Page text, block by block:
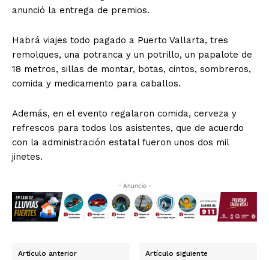
anunció la entrega de premios.
Habrá viajes todo pagado a Puerto Vallarta, tres
remolques, una potranca y un potrillo, un papalote de
18 metros, sillas de montar, botas, cintos, sombreros,
comida y medicamento para caballos.
Además, en el evento regalaron comida, cerveza y
refrescos para todos los asistentes, que de acuerdo
con la administración estatal fueron unos dos mil
jinetes.
- Anuncio -
Artículo anterior Artículo siguiente